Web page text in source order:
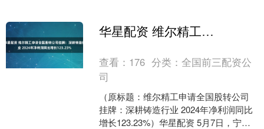
华星配资 维尔精工申请全国股转公司挂牌：深耕铸造行业 2024年净利润同比增长123.23%
查看： 176 分类：全国前三配资公
司
（原标题：维尔精工申请全国股转公司
挂牌：深耕铸造行业 2024年净利润同比
增长123.23%）华星配资 5月7日，宁夏